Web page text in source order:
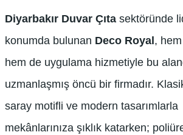
Diyarbakır Duvar Çıta sektöründe
konumda bulunan Deco Royal ,
hem de uygulama hizmetiyle bu
uzmanlaşmış öncü bir firmadır.
saray motifli ve modern tasarımlarla
mekânlarınıza şıklık katarken;